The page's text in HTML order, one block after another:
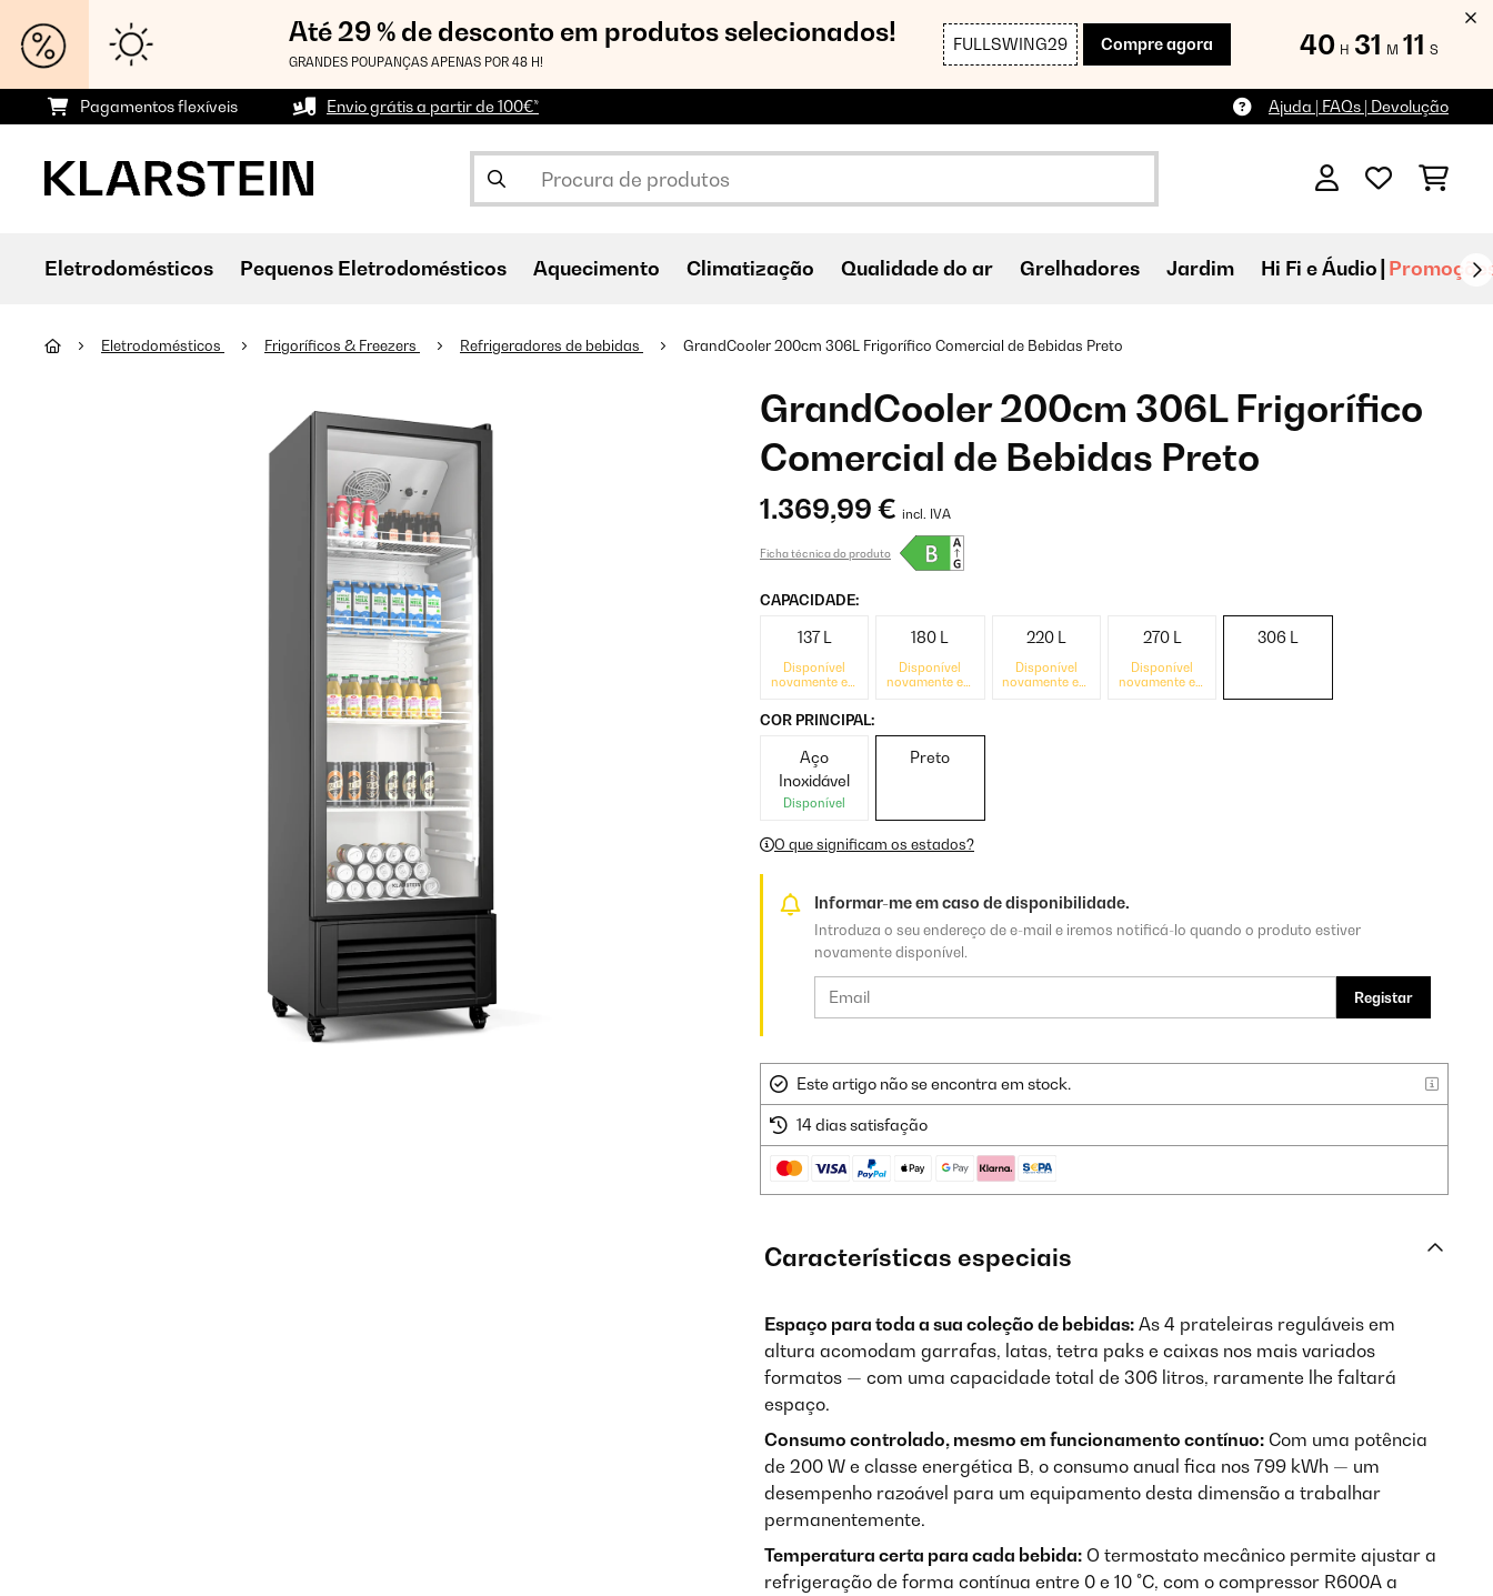
Até 29 % de desconto em produtos selecionados!
GRANDES POUPANÇAS APENAS POR 48 H!
FULLSWING29 Compre agora 40 H 31 M 09 S
Pagamentos flexíveis Envio grátis a partir de 100€* Ajuda | FAQs | Devolução
Eletrodomésticos Pequenos Eletrodomésticos Aquecimento Climatização Qualidade do ar Grelhadores Jardim Hi Fi e Áudio
Eletrodomésticos Frigoríficos & Freezers Refrigeradores de bebidas GrandCooler 200cm 306L Frigorífico Comercial de Bebidas Preto
GrandCooler 200cm 306L Frigorífico
Comercial de Bebidas Preto
1.369,99 € incl. IVA
Ficha técnica do produto
CAPACIDADE:
137 L
Disponível
novamente em
180 L
Disponível
novamente em
220 L
Disponível
novamente em
270 L
Disponível
novamente em
306 L
COR PRINCIPAL:
Aço
Inoxidável
Disponível
Preto
O que significam os estados?
Informar-me em caso de disponibilidade.
Introduza o seu endereço de e-mail e iremos notificá-lo quando o produto estiver
novamente disponível.
Registar
Este artigo não se encontra em stock.
14 dias satisfação
Características especiais
Espaço para toda a sua coleção de bebidas: As 4 prateleiras reguláveis em
altura acomodam garrafas, latas, tetra paks e caixas nos mais variados
formatos — com uma capacidade total de 306 litros, raramente lhe faltará
espaço.
Consumo controlado, mesmo em funcionamento contínuo: Com uma potência
de 200 W e classe energética B, o consumo anual fica nos 799 kWh — um
desempenho razoável para um equipamento desta dimensão a trabalhar
permanentemente.
Temperatura certa para cada bebida: O termostato mecânico permite ajustar a
refrigeração de forma contínua entre 0 e 10 °C, com o compressor R600A a